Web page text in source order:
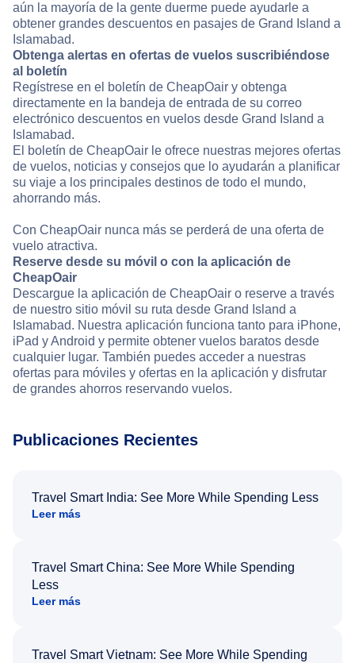
aún la mayoría de la gente duerme puede ayudarle a
obtener grandes descuentos en pasajes de Grand Island a
Islamabad.
Obtenga alertas en ofertas de vuelos suscribiéndose
al boletín
Regístrese en el boletín de CheapOair y obtenga
directamente en la bandeja de entrada de su correo
electrónico descuentos en vuelos desde Grand Island a
Islamabad.
El boletín de CheapOair le ofrece nuestras mejores ofertas
de vuelos, noticias y consejos que lo ayudarán a planificar
su viaje a los principales destinos de todo el mundo,
ahorrando más.
Con CheapOair nunca más se perderá de una oferta de
vuelo atractiva.
Reserve desde su móvil o con la aplicación de
CheapOair
Descargue la aplicación de CheapOair o reserve a través
de nuestro sitio móvil su ruta desde Grand Island a
Islamabad. Nuestra aplicación funciona tanto para iPhone,
iPad y Android y permite obtener vuelos baratos desde
cualquier lugar. También puedes acceder a nuestras
ofertas para móviles y ofertas en la aplicación y disfrutar
de grandes ahorros reservando vuelos.
Publicaciones Recientes
Travel Smart India: See More While Spending Less
Leer más
Travel Smart China: See More While Spending
Less
Leer más
Travel Smart Vietnam: See More While Spending